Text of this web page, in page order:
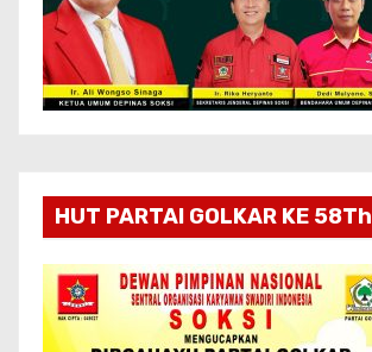
HUT PARTAI GOLKAR KE 58Th